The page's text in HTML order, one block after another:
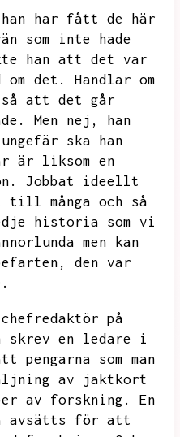
har fått de här
som inte hade
han att det var
det.
Handlar om
att det går
Men nej,
han
ska han
är liksom en
Jobbat ideellt
till många och så
historia som vi
men kan
den var
på
skrev en ledare i
pengarna som man
av jaktkort
av forskning.
En
avsätts för att